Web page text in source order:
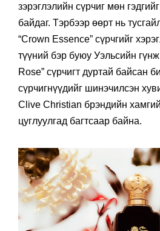
зэрэглэлийн сүрчиг мөн
байдаг. Тэрбээр өөрт нь
“Crown Essence” сүрчгийг
түүний бэр буюу Уэльсийн
Rose” сүрчигт дуртай байсан
сүрчигнүүдийг шинэчилсэн
Clive Christian брэндийн
цуглуулгад багтсаар байна.